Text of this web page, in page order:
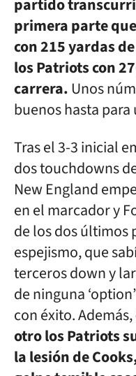
partido
primera parte
con 215 yardas
los Patriots con
carrera. Unos
buenos hasta
Tras el 3-3 inicial
dos touchdowns
New England
en el marcador y
de los dos últimos
espejismo, que
terceros down y
de ninguna
con éxito. Además,
otro los Patriots
la lesión de